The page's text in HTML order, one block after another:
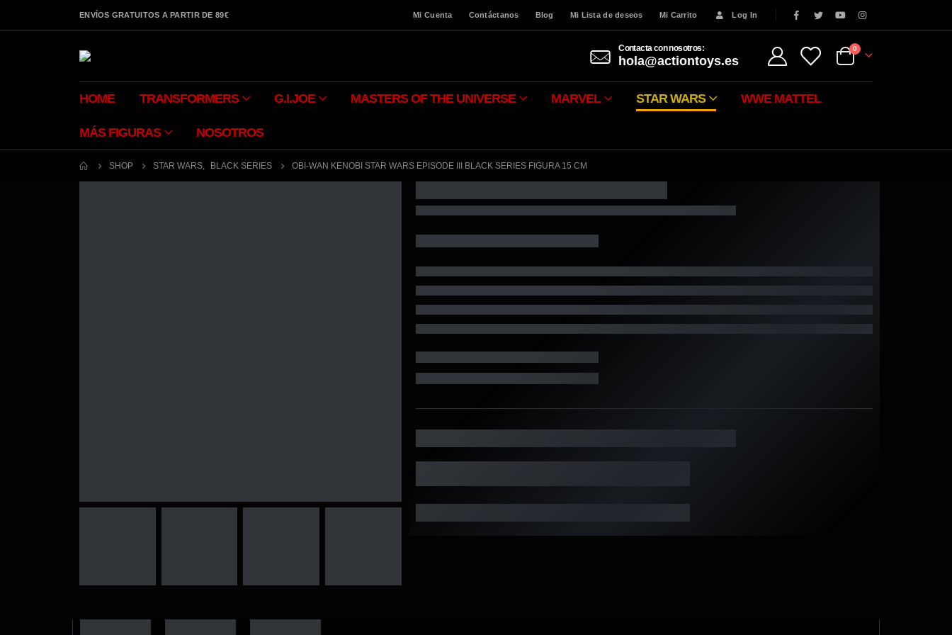
ENVÍOS GRATUITOS A PARTIR DE 89€ Mi Cuenta Contáctanos Blog Mi Lista de deseos Mi Carrito Log In
Contacta con nosotros:
hola@actiontoys.es
0
HOME TRANSFORMERS G.I.JOE MASTERS OF THE UNIVERSE MARVEL STAR WARS WWE MATTEL
MÁS FIGURAS NOSOTROS
SHOP STAR WARS, BLACK SERIES OBI-WAN KENOBI STAR WARS EPISODE III BLACK SERIES FIGURA 15 CM